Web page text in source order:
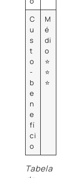
C
u
s
t
o
-
b
e
n
e
fí
ci
o
M
é
di
o
⭐
⭐
⭐
Tabela